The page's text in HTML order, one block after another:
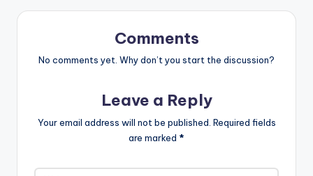
Comments
No comments yet. Why don’t you start the discussion?
Leave a Reply
Your email address will not be published. Required fields
are marked *